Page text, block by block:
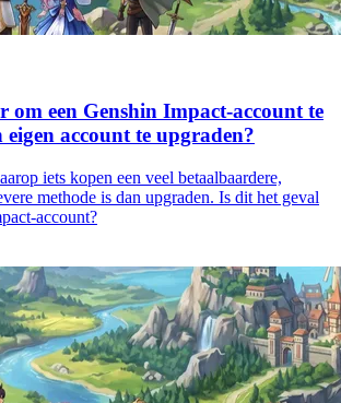
om een Genshin Impact-account te
account te upgraden?
iets kopen een veel betaalbaardere,
methode is dan upgraden. Is dit het geval
account?